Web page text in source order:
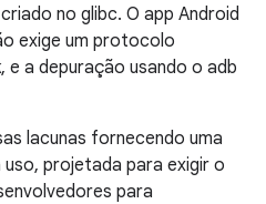
no glibc. O app Android
exige um protocolo
a depuração usando o adb
lacunas fornecendo uma
projetada para exigir o
para